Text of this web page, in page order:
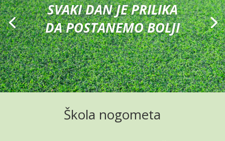
SVAKI DAN JE PRILIKA
DA POSTANEMO BOLJI
PRVA TAJNA USPJEHA JE
VJEROVANJE U SEBE
Škola nogometa